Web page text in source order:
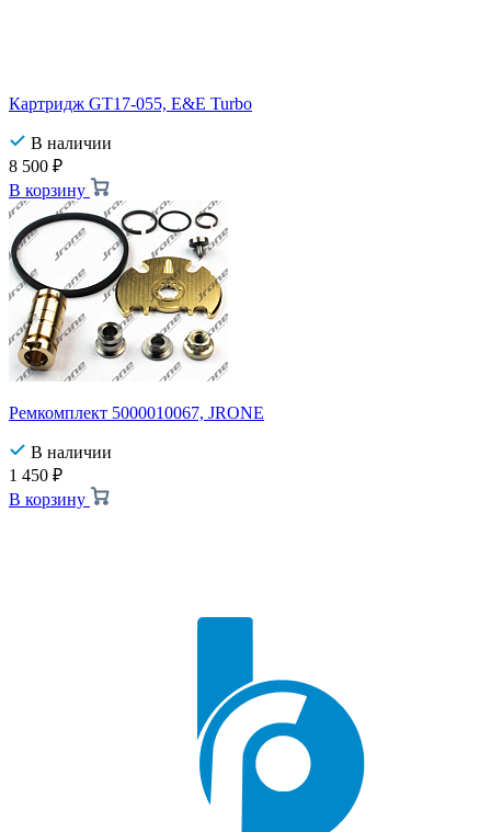
Картридж GT17-055, E&E Turbo
В наличии
8 500 ₽
В корзину
Ремкомплект 5000010067, JRONE
В наличии
1 450 ₽
В корзину